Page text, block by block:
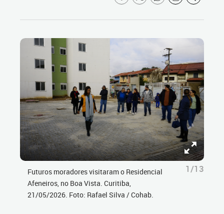
Futuros moradores visitaram o Residencial
Afeneiros, no Boa Vista. Curitiba,
21/05/2026. Foto: Rafael Silva / Cohab.
1/13